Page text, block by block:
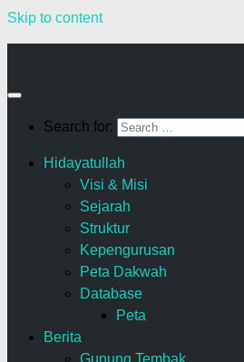
Skip to content
Search for:
Hidayatullah
Visi & Misi
Sejarah
Struktur
Kepengurusan
Peta Dakwah
Database
Peta
Berita
Gunung Tembak